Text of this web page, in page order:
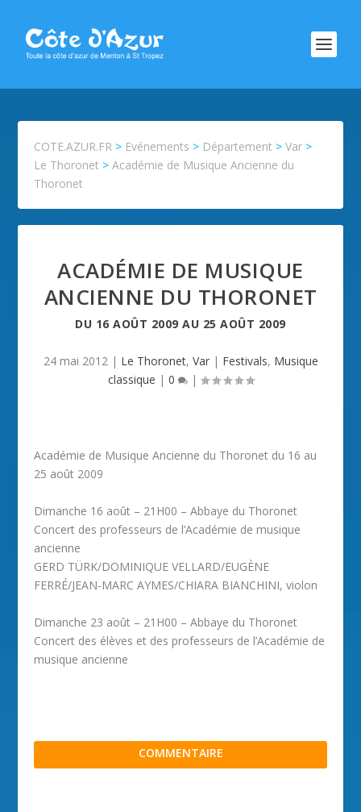
COTE.AZUR.FR > Evénements > Département >Var >
Le Thoronet >Académie de Musique Ancienne du
Thoronet
ACADÉMIE DE MUSIQUE
ANCIENNE DU THORONET
DU 16 AOÛT 2009 AU 25 AOÛT 2009
24 mai 2012| Le Thoronet, Var| Festivals, Musique
classique | 0 |
Académie de Musique Ancienne du Thoronet du 16 au
25 août 2009
Dimanche 16 août – 21H00 – Abbaye du Thoronet
Concert des professeurs de l’Académie de musique
ancienne
GERD TÜRK/DOMINIQUE VELLARD/EUGÈNE
FERRÉ/JEAN-MARC AYMES/CHIARA BIANCHINI, violon
Dimanche 23 août – 21H00 – Abbaye du Thoronet
Concert des élèves et des professeurs de l’Académie de
musique ancienne
COMMENTAIRE